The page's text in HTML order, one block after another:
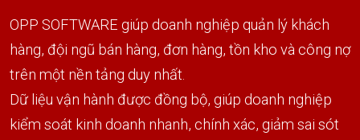
OPP SOFTWARE giúp doanh nghiệp quản lý khách
hàng, đội ngũ bán hàng, đơn hàng, tồn kho và công nợ
trên một nền tảng duy nhất.
Dữ liệu vận hành được đồng bộ, giúp doanh nghiệp
kiểm soát kinh doanh nhanh, chính xác, giảm sai sót